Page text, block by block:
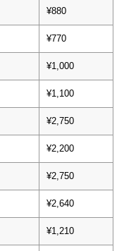
¥880
¥770
¥1,000
¥1,100
¥2,750
¥2,200
¥2,750
¥2,640
¥1,210